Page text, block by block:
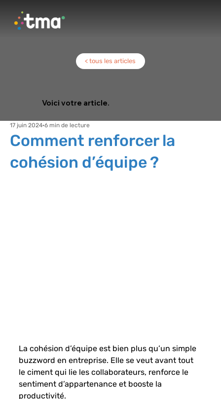
Voici votre article.
< tous les articles
Comment renforcer la
cohésion d’équipe ?
17 juin 2024 6 min de lecture
La cohésion d’équipe est bien plus qu’un simple
buzzword en entreprise. Elle se veut avant tout
le ciment qui lie les collaborateurs, renforce le
sentiment d’appartenance et booste la
productivité.